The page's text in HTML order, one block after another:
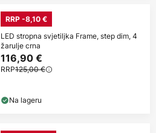
RRP -8,10 €
LED stropna svjetiljka Frame, step dim, 4
žarulje crna
116,90 €
RRP125,00 €
Na lageru